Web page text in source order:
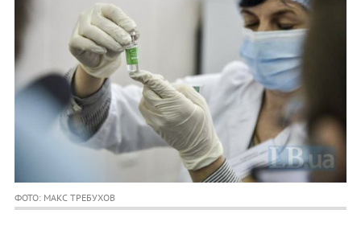
ФОТО: МАКС ТРЕБУХОВ